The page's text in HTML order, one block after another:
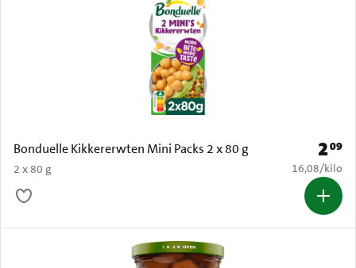
Bonduelle Kikkererwten Mini Packs 2 x 80 g
2 x 80 g
Prijs:
209
€ 16,08 per
16,08/kilo